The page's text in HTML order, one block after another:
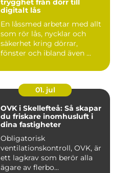
trygghet från dörr till
digitalt lås
En låssmed arbetar med allt
som rör lås, nycklar och
säkerhet kring dörrar,
fönster och ibland även ...
01. jul
OVK i Skellefteå: Så skapar
du friskare inomhusluft i
dina fastigheter
Obligatorisk
ventilationskontroll, OVK, är
ett lagkrav som berör alla
ägare av flerbo...